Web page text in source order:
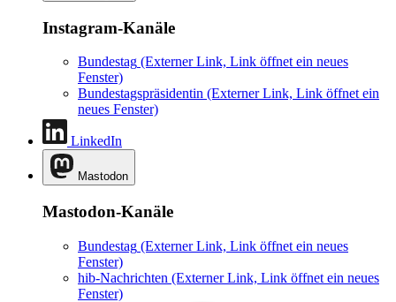
Instagram-Kanäle
Bundestag (Externer Link, Link öffnet ein neues
Fenster)
Bundestagspräsidentin (Externer Link, Link öffnet ein
neues Fenster)
LinkedIn
Mastodon
Mastodon-Kanäle
Bundestag (Externer Link, Link öffnet ein neues
Fenster)
hib-Nachrichten (Externer Link, Link öffnet ein neues
Fenster)